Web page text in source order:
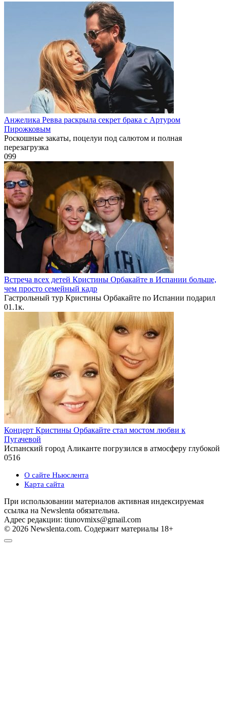
Анжелика Ревва раскрыла секрет брака с Артуром
Пирожковым
Роскошные закаты, поцелуи под салютом и полная
перезагрузка
099
Встреча всех детей Кристины Орбакайте в Испании больше,
чем просто семейный кадр
Гастрольный тур Кристины Орбакайте по Испании подарил
01.1к.
Концерт Кристины Орбакайте стал мостом любви к
Пугачевой
Испанский город Аликанте погрузился в атмосферу глубокой
0516
О сайте Ньюслента
Карта сайта
При использовании материалов активная индексируемая
ссылка на Newslenta обязательна.
Адрес редакции: tiunovmixs@gmail.com
© 2026 Newslenta.com. Содержит материалы 18+